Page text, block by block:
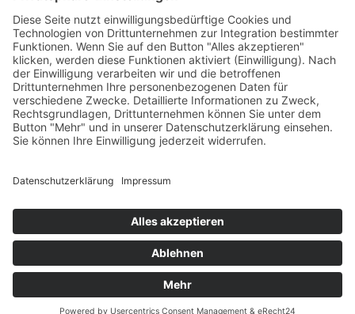
Über unsere Zitate Sammlung
Datenschutz
Social Media Police
Impressum
Schöne Sprüche
Beliebte Themen
Berühmte Personen Aphorismen